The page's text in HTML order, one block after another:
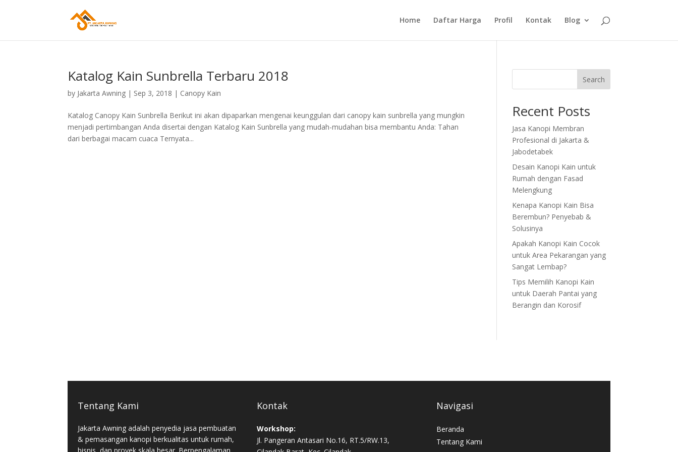
Home Daftar Harga Profil Kontak Blog
Katalog Kain Sunbrella Terbaru 2018
by Jakarta Awning | Sep 3, 2018 | Canopy Kain
Katalog Canopy Kain Sunbrella Berikut ini akan dipaparkan mengenai keunggulan dari canopy kain sunbrella yang mungkin
menjadi pertimbangan Anda disertai dengan Katalog Kain Sunbrella yang mudah-mudahan bisa membantu Anda: Tahan
dari berbagai macam cuaca Ternyata...
Search
Recent Posts
Jasa Kanopi Membran
Profesional di Jakarta &
Jabodetabek
Desain Kanopi Kain untuk
Rumah dengan Fasad
Melengkung
Kenapa Kanopi Kain Bisa
Berembun? Penyebab &
Solusinya
Apakah Kanopi Kain Cocok
untuk Area Pekarangan yang
Sangat Lembap?
Tips Memilih Kanopi Kain
untuk Daerah Pantai yang
Berangin dan Korosif
Tentang Kami
Jakarta Awning adalah penyedia jasa pembuatan
& pemasangan kanopi berkualitas untuk rumah,
bisnis, dan proyek skala besar. Berpengalaman,
Kontak
Workshop:
Jl. Pangeran Antasari No.16, RT.5/RW.13,
Navigasi
Beranda
Tentang Kami